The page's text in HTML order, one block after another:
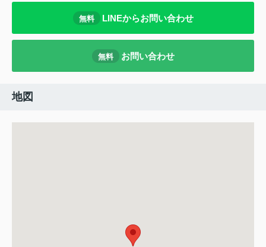
無料 LINEからお問い合わせ
無料 お問い合わせ
地図